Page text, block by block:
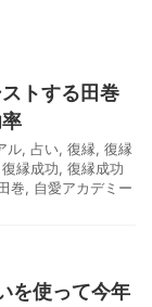
トする田巻
ル, 占い, 復縁, 復縁
復縁成功, 復縁成功
巻, 自愛アカデミー
を使って今年